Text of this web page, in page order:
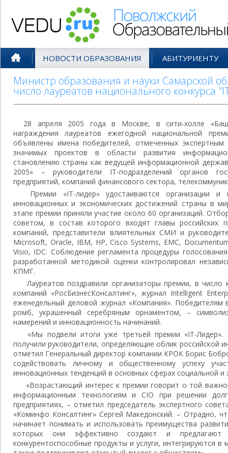
НОВОСТИ ОБРАЗОВАНИЯ АБИТУРИЕНТУ
Министр образования и науки Самарской
число лауреатов национального конкурса
28 апреля 2005 года в Москве, в сити-холле
награждения лауреатов ежегодной национальной
объявлены имена победителей, отмеченных
значимых проектов в области развития
становлению страны как ведущей информационной
2005» – руководители IT-подразделений органов
предприятий, компаний финансового сектора,
Премии «IT-лидер» удостаиваются организации и
инновационных и экономических достижений страны в
этапе премии приняли участие около 60 организаций.
советом, в состав которого входят главы российских
компаний, представители влиятельных СМИ и
Microsoft, Oracle, IBM, HP, Cisco Systems, EMC,
Visio, IDC. Соблюдение регламента процедуры
разработанной методикой оценки контролировал
КПМГ.
Лауреатов поздравили организаторы премии, в
компаний «РосБизнесКонсалтинг», журнал Intelligent
еженедельный деловой журнал «Компания». Победителям
ромб, украшенный серебряным орнаментом, –
намерений и инновационность начинаний.
«Мы подвели итоги уже третьей премии «IT-Лидер».
получили руководители, определяющие облик российской
отметил Генеральный директор компании КРОК Борис
содействовать личному и общественному успеху
инновационных тенденций в основных сферах социальной
«Возрастающий интерес к премии говорит о той
информационным технологиям и CIO при решении
предприятиях, – отметил председатель экспертного
«Коминфо Консалтинг» Сергей Македонский. – Отрадно,
начинает понимать и использовать преимущества
которых они эффективно создают и
конкурентоспособные продукты и услуги, интегрируются